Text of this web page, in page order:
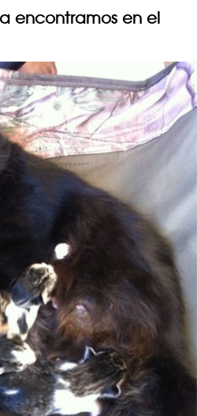
encontramos en el